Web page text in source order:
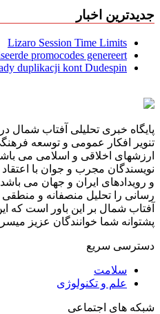
جدیدترین اخبار
Lizaro Session Time Limits
promocodes genereert
duplikacji kont Dudespin
پایگاه خبری تحلیلی آفتاب
تنویر افکار عمومی و توسعه
ارزشهای اخلاقی و اسلامی می
نویسندگان مجرب و جوان با اعتقاد
و رویدادهای ایران و جهان می
رسانی را تحلیل منصفانه و منطقی
آفتاب شمال بر این باور است که
پشتوانه شما خوانندگان عزیز میسر
دسترسی سریع
سلامت
علم و تکنولوژی
شبکه های اجتماعی